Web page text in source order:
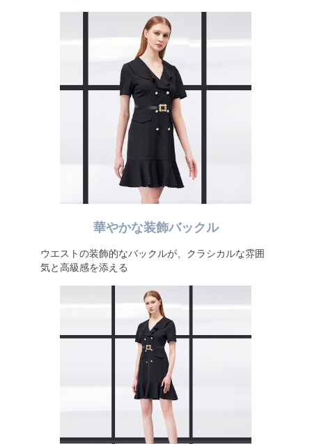
華やかな装飾バックル
ウエストの装飾的なバックルが、クラシカルな雰囲
気と高級感を添える